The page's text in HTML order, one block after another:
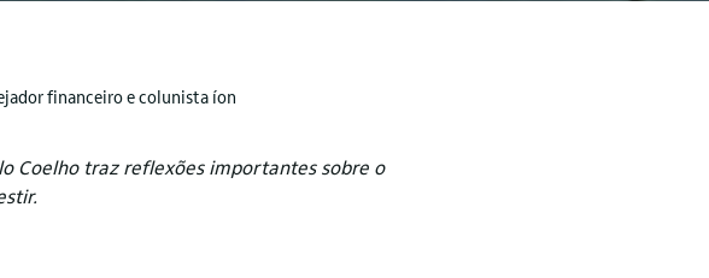
financeiro e colunista íon
Coelho traz reflexões importantes sobre o